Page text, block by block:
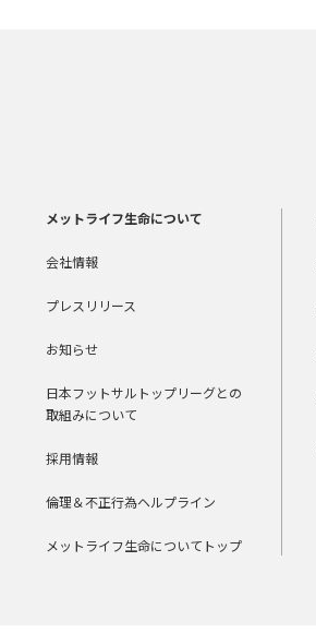
メットライフ生命について
会社情報
プレスリリース
お知らせ
日本フットサルトップリーグとの
取組みについて
採用情報
倫理＆不正行為ヘルプライン
メットライフ生命についてトップ